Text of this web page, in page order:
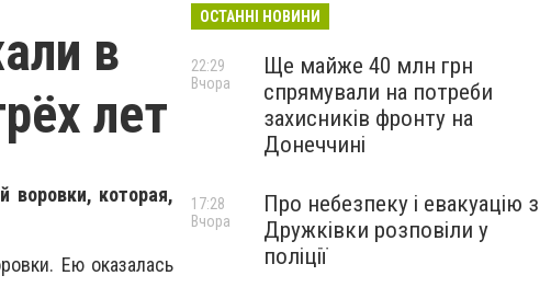
в
лет
воровки, которая,
Ею оказалась
ОСТАННІ НОВИНИ
Ще майже 40 млн грн
спрямували на потреби
захисників фронту на
Донеччині
22:29
Вчора
Про небезпеку і евакуацію з
Дружківки розповіли у
поліції
17:28
Вчора